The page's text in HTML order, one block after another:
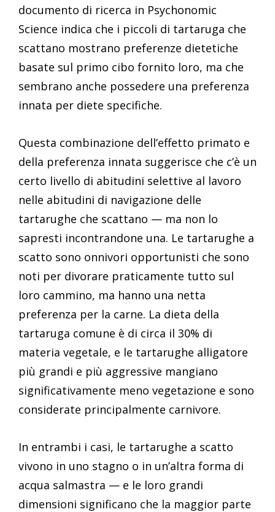
documento di ricerca in Psychonomic
Science indica che i piccoli di tartaruga che
scattano mostrano preferenze dietetiche
basate sul primo cibo fornito loro, ma che
sembrano anche possedere una preferenza
innata per diete specifiche.
Questa combinazione dell’effetto primato e
della preferenza innata suggerisce che c’è un
certo livello di abitudini selettive al lavoro
nelle abitudini di navigazione delle
tartarughe che scattano — ma non lo
sapresti incontrandone una. Le tartarughe a
scatto sono onnivori opportunisti che sono
noti per divorare praticamente tutto sul
loro cammino, ma hanno una netta
preferenza per la carne. La dieta della
tartaruga comune è di circa il 30% di
materia vegetale, e le tartarughe alligatore
più grandi e più aggressive mangiano
significativamente meno vegetazione e sono
considerate principalmente carnivore.
In entrambi i casi, le tartarughe a scatto
vivono in uno stagno o in un’altra forma di
acqua salmastra — e le loro grandi
dimensioni significano che la maggior parte